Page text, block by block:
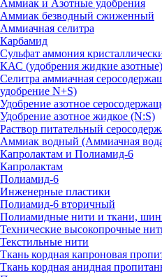
Аммиак и Азотные удобрения
Аммиак безводный сжиженный
Аммиачная селитра
Карбамид
Сульфат аммония
КАС (удобрения жидкие азотные)
Селитра аммиачная
удобрение N+S)
Удобрение азотное
Удобрение азотное жидкое (N:S)
Раствор питательный
Аммиак водный (Аммиачная
Капролактам и Полиамид-6
Капролактам
Полиамид-6
Инженерные пластики
Полиамид-6 вторичный
Полиамидные нити и ткани,
Технические высокопрочные
Текстильные нити
Ткань кордная капроновая
Ткань кордная анидная